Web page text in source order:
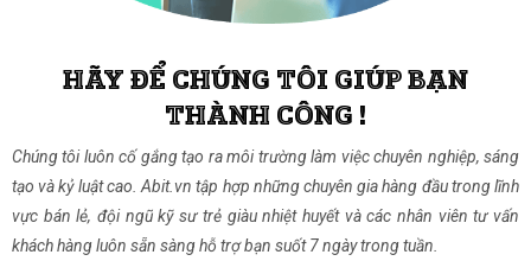
HÃY ĐỂ CHÚNG TÔI GIÚP BẠN
THÀNH CÔNG !
Chúng tôi luôn cố gắng tạo ra môi trường làm việc chuyên nghiệp, sáng
tạo và kỷ luật cao. Abit.vn tập hợp những chuyên gia hàng đầu trong lĩnh
vực bán lẻ, đội ngũ kỹ sư trẻ giàu nhiệt huyết và các nhân viên tư vấn
khách hàng luôn sẵn sàng hỗ trợ bạn suốt 7 ngày trong tuần.